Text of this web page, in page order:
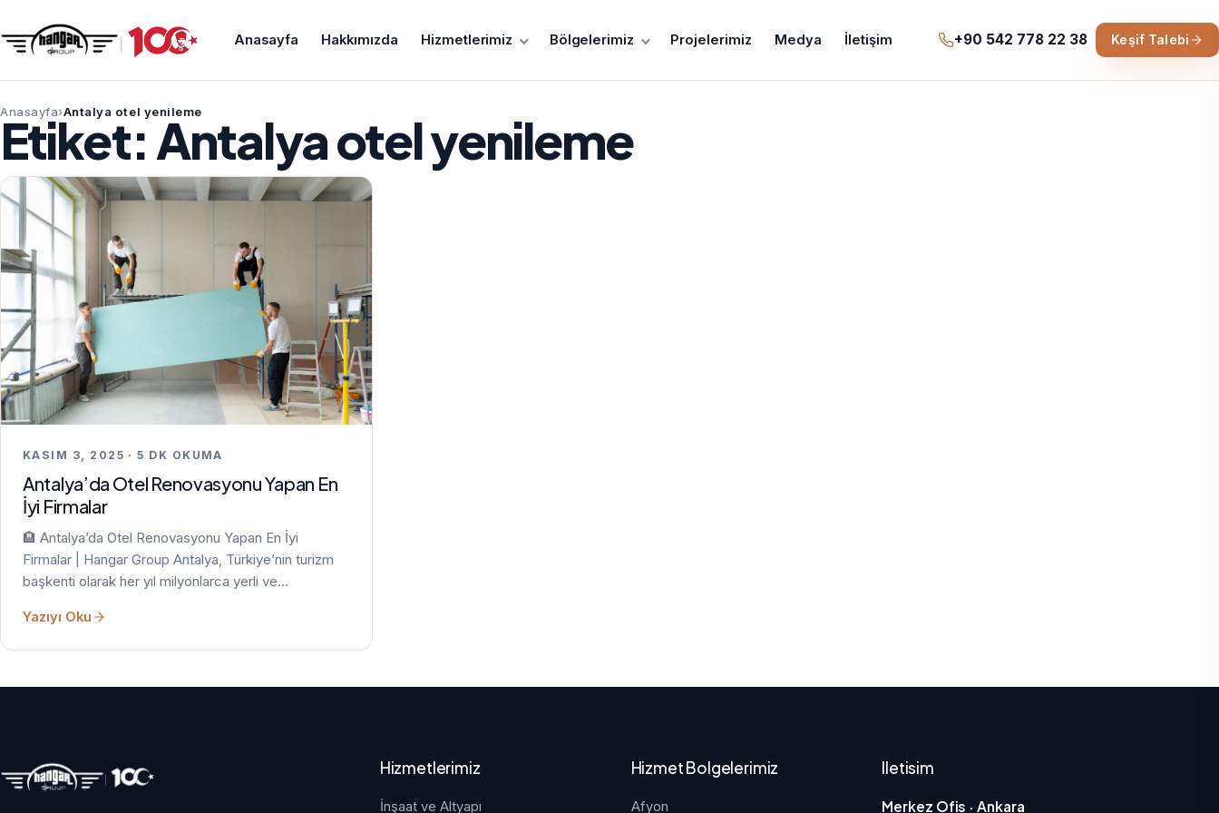
Anasayfa Hakkımızda Hizmetlerimiz Bölgelerimiz Projelerimiz Medya İletişim +90 542 778 22 38 Keşif Talebi
Anasayfa Antalya otel yenileme
Etiket:Antalya otel yenileme
KASIM 3, 2025 · 5 DK OKUMA
Antalya’da Otel Renovasyonu Yapan En
İyi Firmalar
🏨 Antalya’da Otel Renovasyonu Yapan En İyi
Firmalar | Hangar Group Antalya, Türkiye’nin turizm
başkenti olarak her yıl milyonlarca yerli ve…
Yazıyı Oku
Hizmetlerimiz
İnşaat ve Altyapı
Hizmet Bolgelerimiz
Afyon
Iletisim
Merkez Ofis · Ankara